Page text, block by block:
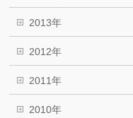
2013年
2012年
2011年
2010年